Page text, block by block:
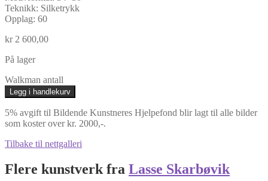
Teknikk: Silketrykk
Opplag: 60
kr2 600,00
På lager
Walkman antall
Legg i handlekurv
5% avgift til Bildende Kunstneres Hjelpefond blir lagt til alle bilder
som koster over kr. 2000,-.
Tilbake til nettgalleri
Flere kunstverk fra Lasse Skarbøvik